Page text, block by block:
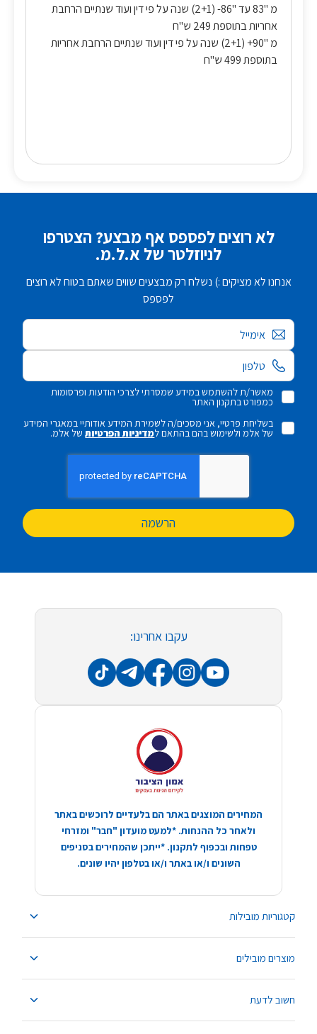
מ "83 עד "86- (2+1) שנה על פי דין ועוד שנתיים הרחבת
אחריות בתוספת 249 ש"ח
מ "90+ (2+1) שנה על פי דין ועוד שנתיים הרחבת אחריות
בתוספת 499 ש"ח
לא רוצים לפספס אף מבצע? הצטרפו
לניוזלטר של א.ל.מ.
אנחנו לא מציקים :) נשלח רק מבצעים שווים שאתם בטוח לא רוצים
לפספס
אימייל
מאשר/ת להשתמש במידע שמסרתי לצרכי הודעות ופרסומות
כמפורט בתקנון האתר
בשליחת פרטיי, אני מסכים/ה לשמירת המידע אודותיי במאגרי המידע
של אלמ ולשימוש בהם בהתאם למדיניות הפרטיותשל אלמ.
הרשמה
קטגוריות מובילות
מוצרים מובילים
חשוב לדעת
עקבו אחרינו:
המחירים המוצגים באתר הם בלעדיים לרוכשים באתר
ולאחר כל ההנחות. *למעט מועדון "חבר" ומזרחי
טפחות ובכפוף לתקנון. *ייתכן שהמחירים בסניפים
השונים ו/או באתר ו/או בטלפון יהיו שונים.